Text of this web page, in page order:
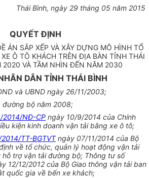
Thái Bình, ngày 29 tháng 05 năm 2015
QUYẾT ĐỊNH
ÁN SẮP XẾP VÀ XÂY DỰNG MÔ HÌNH TỔ
Ô TÔ KHÁCH TRÊN ĐỊA BÀN TỈNH THÁI
2020 VÀ TẦM NHÌN ĐẾN NĂM 2030
DÂN TỈNH THÁI BÌNH
và UBND ngày 26/11/2003;
đường bộ năm 2008;
2014/NĐ-CP ngày 10/9/2014 của Chính
kiện kinh doanh vận tải bằng xe ô tô;
TT-BGTVTngày 07/11/2014 của Bộ
về tổ chức, quản lý hoạt động vận tải
trợ vận tải đường bộ; Thông tư số
12/12/2012 của Bộ Giao thông vận tải ban
quốc gia về bến xe khách;